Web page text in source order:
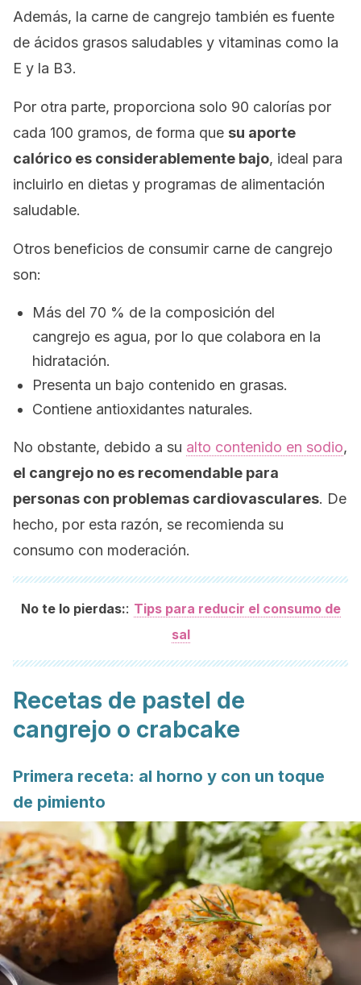
Además, la carne de cangrejo también es fuente
de ácidos grasos saludables y vitaminas como la
E y la B3.
Por otra parte, proporciona solo 90 calorías por
cada 100 gramos, de forma que su aporte
calórico es considerablemente bajo, ideal para
incluirlo en dietas y programas de alimentación
saludable.
Otros beneficios de consumir carne de cangrejo
son:
Más del 70 % de la composición del
cangrejo es agua, por lo que colabora en la
hidratación.
Presenta un bajo contenido en grasas.
Contiene antioxidantes naturales.
No obstante, debido a su alto contenido en sodio,
el cangrejo no es recomendable para
personas con problemas cardiovasculares. De
hecho, por esta razón, se recomienda su
consumo con moderación.
No te lo pierdas:: Tips para reducir el consumo de
sal
Recetas de pastel de
cangrejo o crabcake
Primera receta: al horno y con un toque
de pimiento